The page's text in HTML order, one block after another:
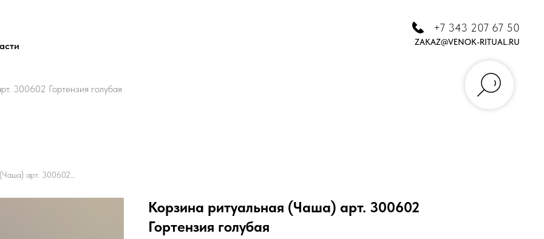
+7 343 207 67 50
ZAKAZ@VENOK-RITUAL.RU
300602 Гортензия голубая
Корзина ритуальная (Чаша) арт. 300602
Гортензия голубая